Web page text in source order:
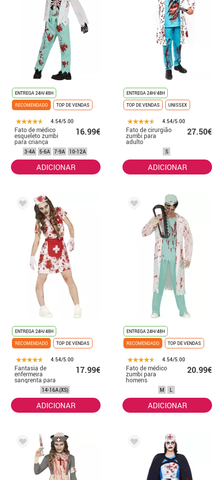
ENTREGA 24H/48H
RECOMENDADO
TOP DE VENDAS
4.54/5.00
Fato de médico
esqueleto zumbi
para criança
16.99€
3-4A 5-6A 7-9A 10-12A
ADICIONAR
ENTREGA 24H/48H
TOP DE VENDAS
UNISSEX
4.54/5.00
Fato de cirurgião
zumbi para
adulto
27.50€
S
ADICIONAR
ENTREGA 24H/48H
RECOMENDADO
TOP DE VENDAS
4.54/5.00
Fantasia de
enfermeira
sangrenta para
adolescentes
17.99€
14-16A (XS)
ADICIONAR
ENTREGA 24H/48H
RECOMENDADO
TOP DE VENDAS
4.54/5.00
Fato de médico
zumbi para
homens
20.99€
M L
ADICIONAR